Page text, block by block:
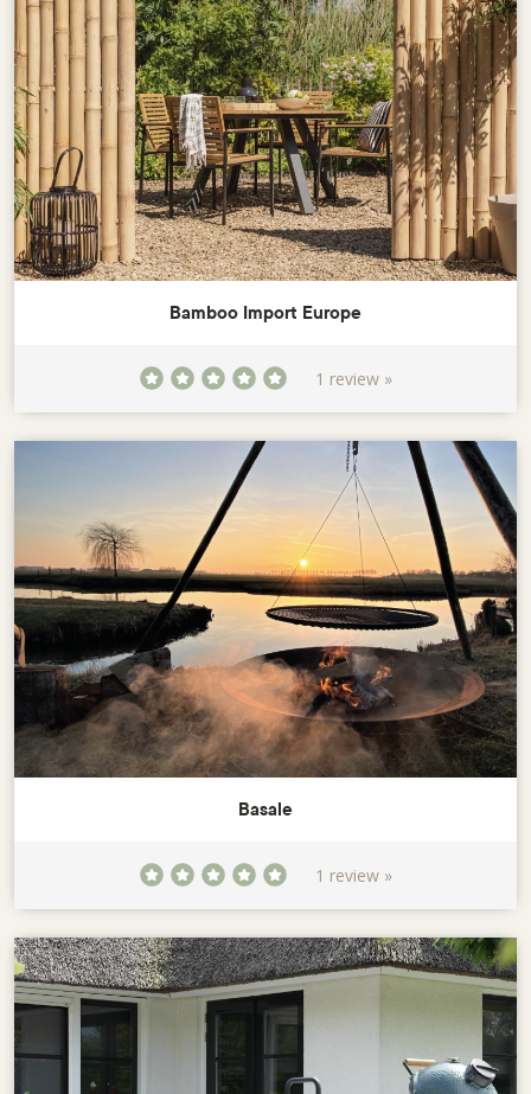
Bamboo Import Europe
1 review »
Basale
1 review »